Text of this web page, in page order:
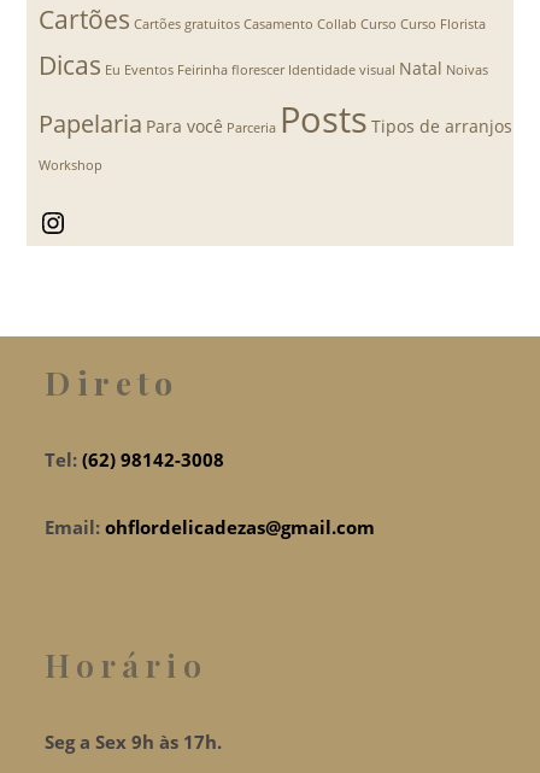
Cartões Cartões gratuitos Casamento Collab Curso Curso Florista
Dicas Eu Eventos Feirinha florescer Identidade visual Natal Noivas
Papelaria Para você Parceria Posts Tipos de arranjos
Workshop
Direto
Tel: (62) 98142-3008
Email:ohflordelicadezas@gmail.com
Horário
Seg a Sex 9h às 17h.